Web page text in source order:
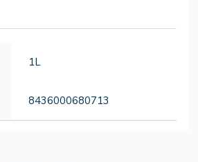
1L
8436000680713